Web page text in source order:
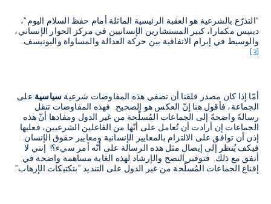
"التذرّع بالشرعية هو العقبة الرئيسية الماثلة أمام حفظ السلام اليوم"،
دينيس مكمارا، كبير المستشارين الإنسانيين في مركز الحوار الإنساني،
والوسيط في إبرام الاتفاقية بين حركة العدالة والمساواة واليونيسف.
[3]
أمّا إذا كان مصدر قلقنا أن تضفي هذه المفاوضات شرعيةسياسية على
الجماعة، فأقول هنا إنّ العكس هو الصحيح. فهذه المفاوضات تنقل
رسالةً واضحةً إلى الجماعات المُسلَّحة من غير الدول ومفادها أنّ هذه
الجماعات إن أرادت أن تُعامل على أنّها من الفاعلين الشرعيين، فعليها
إذن أن توافق على الالتزام بالمعايير الإنسانية ومعايير حقوق الإنسان.
فيكف يُنظر إلى إيصال مثل هذه الرسالة على أنّه أمر سيء؟! إنني لا
أتفق مع ذلك. فتوفير النصح والإرشاد لهذه الغاية مساهمة واضحة في
إقناع الجماعات المُسلَّحة من غير الدول على التنديد "بتكتيكات الإرهاب".